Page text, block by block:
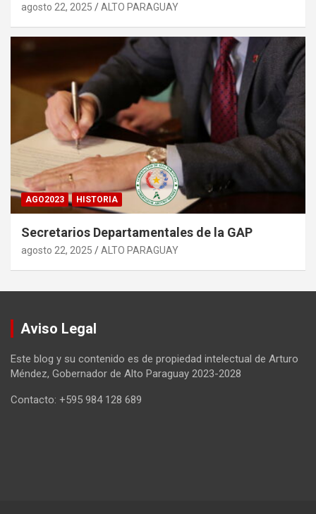
agosto 22, 2025 ALTO PARAGUAY
AGO2023 HISTORIA
Secretarios Departamentales de la GAP
agosto 22, 2025 ALTO PARAGUAY
Aviso Legal
Este blog y su contenido es de propiedad intelectual de Arturo
Méndez, Gobernador de Alto Paraguay 2023-2028
Contacto: +595 984 128 689